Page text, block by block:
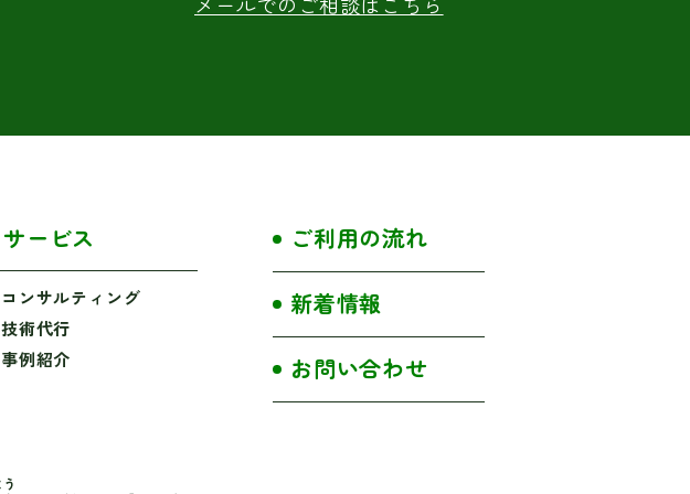
サービス
コンサルティング
技術代行
事例紹介
ご利用の流れ
新着情報
お問い合わせ